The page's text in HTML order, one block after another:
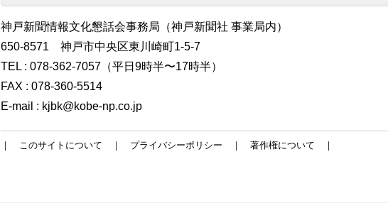
神戸新聞情報文化懇話会事務局（神戸新聞社 事業局内）
650-8571 神戸市中央区東川崎町1-5-7
TEL : 078-362-7057（平日9時半〜17時半）
FAX : 078-360-5514
E-mail : kjbk@kobe-np.co.jp
｜ このサイトについて ｜ プライバシーポリシー ｜ 著作権について ｜